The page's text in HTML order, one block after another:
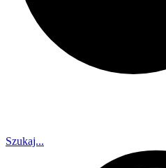
Szukaj...